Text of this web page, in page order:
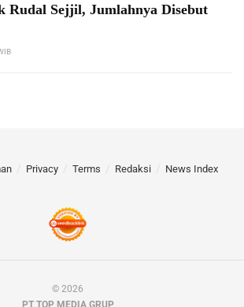
Rudal Sejjil, Jumlahnya Disebut
Privacy Terms Redaksi News Index
© 2026
PT TOP MEDIA GRUP